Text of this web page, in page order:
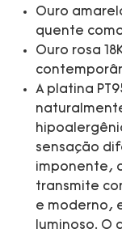
Ouro
quente
Ouro rosa
A platina
sensação
imponente,
transmite
e moderno,
luminoso. O